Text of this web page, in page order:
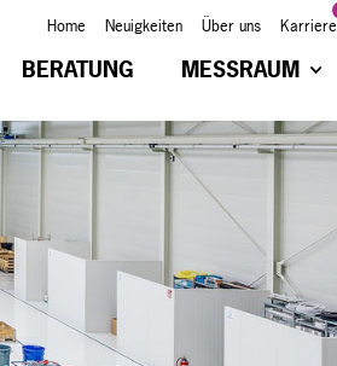
Home Neuigkeiten Über uns Karriere
BERATUNG MESSRAUM